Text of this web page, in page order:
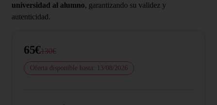
universidad al alumno, garantizando su validez y
autenticidad.
65€130€
Oferta disponible hasta: 13/08/2026